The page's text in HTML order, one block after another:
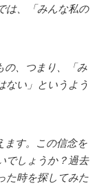
は、「みんな私の
の、つまり、「み
ない」というよう
ます。この信念を
でしょうか？過去
た時を探してみた